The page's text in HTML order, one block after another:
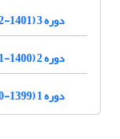
دوره 3 (1401-1402)
دوره 2 (1400-1401)
دوره 1 (1399-1400)